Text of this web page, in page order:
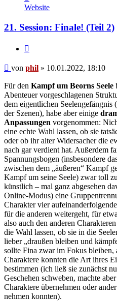
von
phil
Website
21. Session: Finale! (Teil 2)
Beitrag
von phil » 10.01.2022, 18:10
Für den Kampf um Beorns Seele
Abenteuer vorgeschlagenen
dem eigentlichen
der Szenen), habe aber einige
Anpassungen vorgenommen:
eine echte Wahl lassen, ob sie
oder ob ihr alter Widersacher die
nach gar verdient hat. Außerdem
Spannungsbogen (insbesondere
zwischen dem „äußeren“ Kampf
Kampf um seine Seele) zwar toll
künstlich – mal ganz abgesehen
Online-Modus) eine
Charakter vier
für die anderen weitergeht, für
also auch den anderen
die Wahl lassen, ob sie in die
lieber „draußen bleiben und
sollte Fina zwar im Fokus bleiben,
Charaktere konnten die Art ihres
bestimmen (ich ließ sie zunächst
Geschehen schweben, machte
Charaktere übernehmen oder
nehmen konnten).